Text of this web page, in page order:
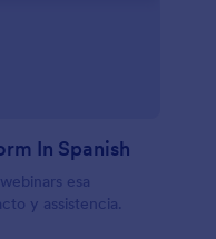
In Spanish
esa
y assistencia.